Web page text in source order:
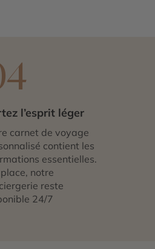
l’esprit léger
carnet de voyage
contient les
essentielles.
notre
reste
24/7